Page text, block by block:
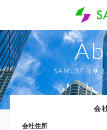
SAMUSE（サ
会
会社住所